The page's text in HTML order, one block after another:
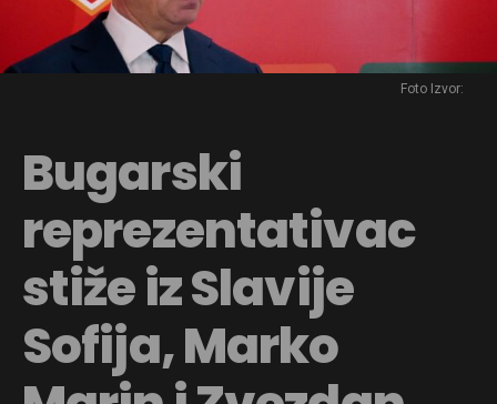
Foto Izvor:
Bugarski
reprezentativac
stiže iz Slavije
Sofija, Marko